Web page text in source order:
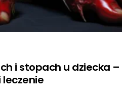
i stopach u dziecka –